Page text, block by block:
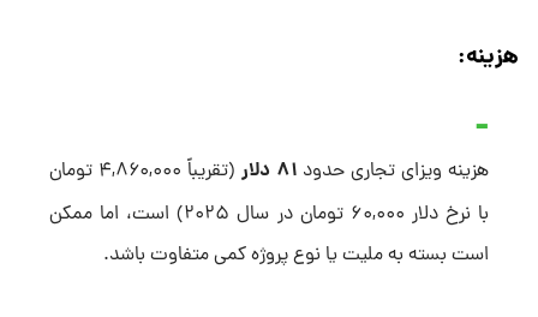
هزینه:
هزینه ویزای تجاری حدود ۸۱ دلار
(تقریباً ۴,۸۶۰,۰۰۰ تومان
با نرخ دلار ۶۰,۰۰۰ تومان در سال ۲۰۲۵) است، اما ممکن
است بسته به ملیت یا نوع پروژه کمی متفاوت باشد.